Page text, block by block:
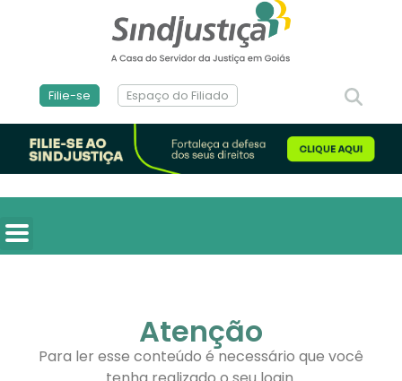
Filie-se Espaço do Filiado
Atenção
Para ler esse conteúdo é necessário que você